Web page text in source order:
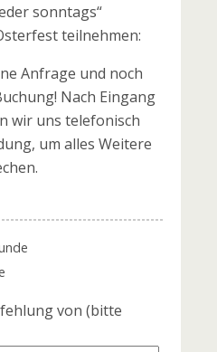
sonntags“
teilnehmen:
Anfrage und noch
Nach Eingang
wir uns telefonisch
um alles Weitere
von (bitte